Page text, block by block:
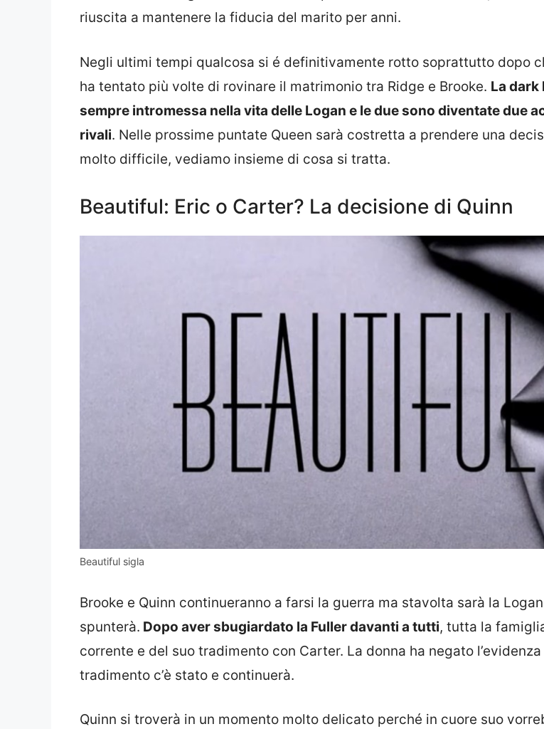
riuscita a mantenere la fiducia del marito per anni.
Negli ultimi tempi qualcosa si é definitivamente rotto soprattutto dopo
ha tentato più volte di rovinare il matrimonio tra Ridge e Brooke. La dark
sempre intromessa nella vita delle Logan e le due sono diventate due
rivali. Nelle prossime puntate Queen sarà costretta a prendere una
molto difficile, vediamo insieme di cosa si tratta.
Beautiful: Eric o Carter? La decisione di Quinn
Beautiful sigla
Brooke e Quinn continueranno a farsi la guerra ma stavolta sarà la
spunterà. Dopo aver sbugiardato la Fuller davanti a tutti, tutta la
corrente e del suo tradimento con Carter. La donna ha negato l’evidenza
tradimento c’è stato e continuerà.
Quinn si troverà in un momento molto delicato perché in cuore suo